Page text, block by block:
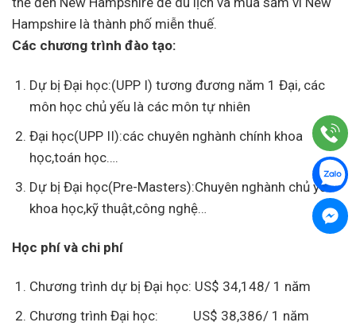
Hampshire là thành phố miễn thuế.
Các chương trình đào tạo:
Dự bị Đại học:(UPP I) tương đương năm 1 Đại, các
môn học chủ yếu là các môn tự nhiên
Đại học(UPP II):các chuyên nghành chính khoa
học,toán học….
Dự bị Đại học(Pre-Masters):Chuyên nghành chủ yếu
khoa học,kỹ thuật,công nghệ…
Học phí và chi phí
Chương trình dự bị Đại học: US$ 34,148/ 1 năm
Chương trình Đại học: US$ 38,386/ 1 năm